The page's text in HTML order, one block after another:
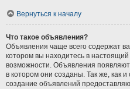
Вернуться к началу
Что такое объявления?
Объявления чаще всего содержат
котором вы находитесь в
возможности. Объявления
в котором они созданы. Так же, как
создание объявлений